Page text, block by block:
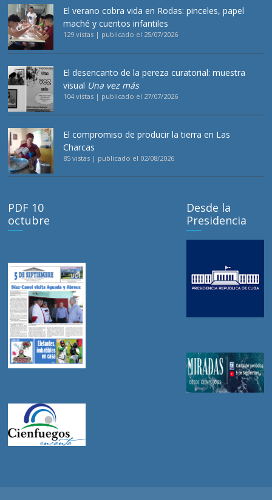
El verano cobra vida en Rodas: pinceles, papel
maché y cuentos infantiles
129 vistas | publicado el 25/07/2026
El desencanto de la pereza curatorial: muestra
visual Una vez más
104 vistas | publicado el 27/07/2026
El compromiso de producir la tierra en Las
Charcas
85 vistas | publicado el 02/08/2026
PDF 10
octubre
Desde la
Presidencia